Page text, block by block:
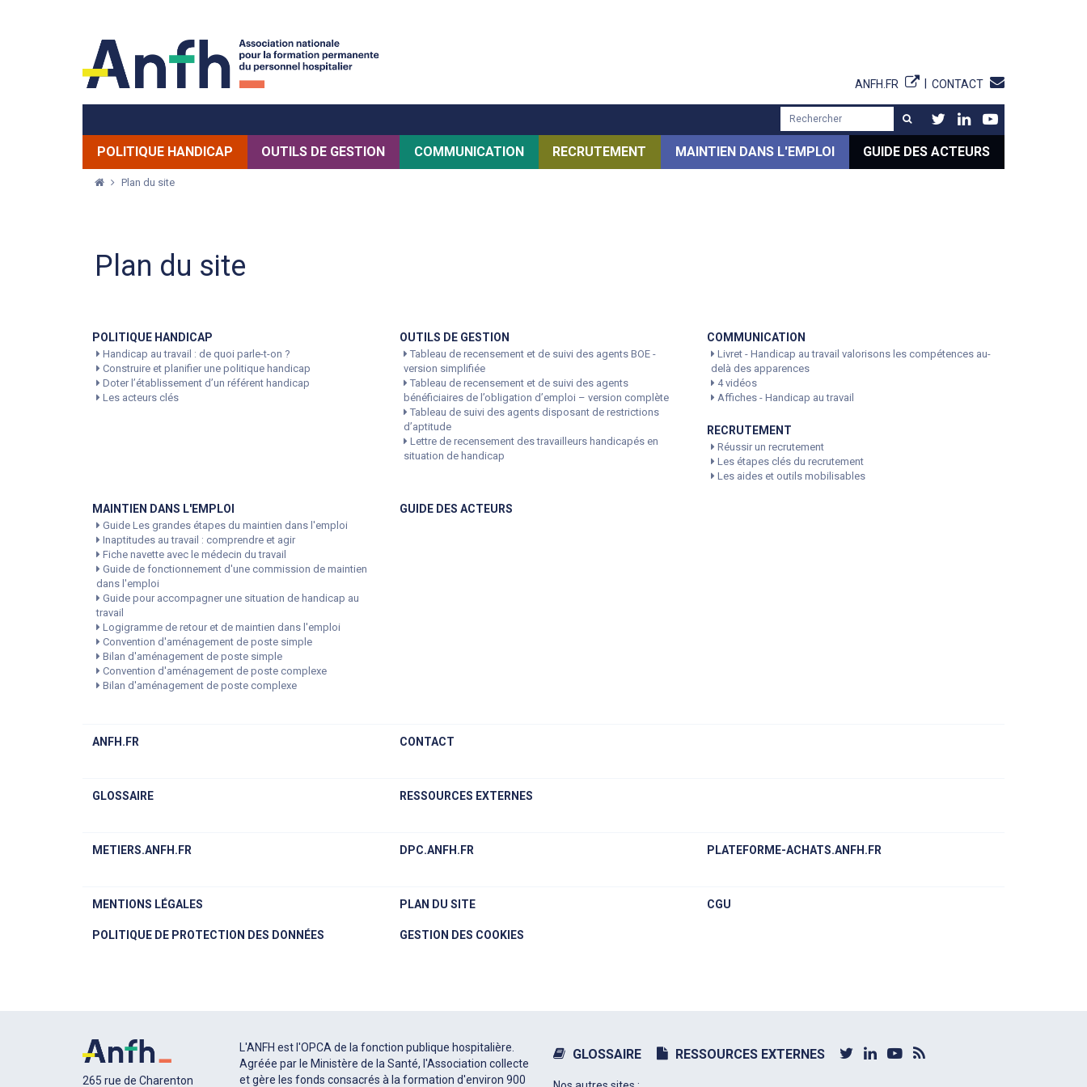
ANFH.FR CONTACT
POLITIQUE HANDICAP OUTILS DE GESTION COMMUNICATION RECRUTEMENT MAINTIEN DANS L'EMPLOI GUIDE DES ACTEURS
Plan du site
Plan du site
POLITIQUE HANDICAP
Handicap au travail : de quoi parle-t-on ?
Construire et planifier une politique handicap
Doter l’établissement d’un référent handicap
Les acteurs clés
OUTILS DE GESTION
Tableau de recensement et de suivi des agents BOE -
version simplifiée
Tableau de recensement et de suivi des agents
bénéficiaires de l’obligation d’emploi – version complète
Tableau de suivi des agents disposant de restrictions
d’aptitude
Lettre de recensement des travailleurs handicapés en
situation de handicap
COMMUNICATION
Livret - Handicap au travail valorisons les compétences au-
delà des apparences
4 vidéos
Affiches - Handicap au travail
RECRUTEMENT
Réussir un recrutement
Les étapes clés du recrutement
Les aides et outils mobilisables
MAINTIEN DANS L'EMPLOI
Guide Les grandes étapes du maintien dans l'emploi
Inaptitudes au travail : comprendre et agir
Fiche navette avec le médecin du travail
Guide de fonctionnement d'une commission de maintien
dans l'emploi
Guide pour accompagner une situation de handicap au
travail
Logigramme de retour et de maintien dans l'emploi
Convention d'aménagement de poste simple
Bilan d'aménagement de poste simple
Convention d'aménagement de poste complexe
Bilan d'aménagement de poste complexe
GUIDE DES ACTEURS
ANFH.FR CONTACT
GLOSSAIRE RESSOURCES EXTERNES
METIERS.ANFH.FR DPC.ANFH.FR PLATEFORME-ACHATS.ANFH.FR
MENTIONS LÉGALES PLAN DU SITE CGU
POLITIQUE DE PROTECTION DES DONNÉES GESTION DES COOKIES
265 rue de Charenton
L'ANFH est l'OPCA de la fonction publique hospitalière.
Agréée par le Ministère de la Santé, l'Association collecte
et gère les fonds consacrés à la formation d'environ 900
GLOSSAIRE RESSOURCES EXTERNES